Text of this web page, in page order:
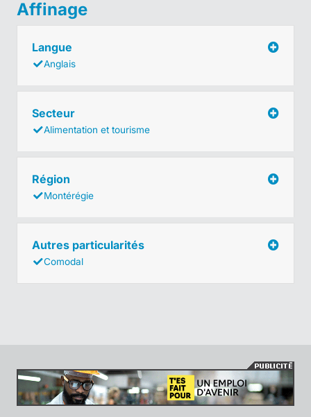
Affinage
Langue
Anglais
Secteur
Alimentation et tourisme
Région
Montérégie
Autres particularités
Comodal